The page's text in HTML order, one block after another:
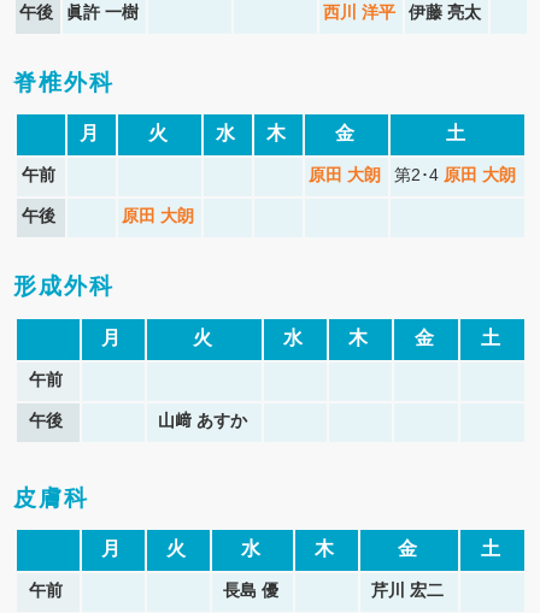
午後 眞許 一樹 西川 洋平 伊藤 亮太
脊椎外科
月 火 水 木 金 土
午前 原田 大朗 第2･4 原田 大朗
午後 原田 大朗
形成外科
月 火 水 木 金 土
午前
午後 山﨑 あすか
皮膚科
月 火 水 木 金 土
午前 長島 優 芹川 宏二